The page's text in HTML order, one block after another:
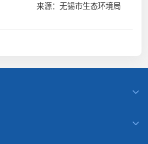
来源：无锡市生态环境局